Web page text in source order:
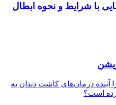
با شرایط و نحوه ابطال
آینده درمان‌های کاشت دندان به
است؟